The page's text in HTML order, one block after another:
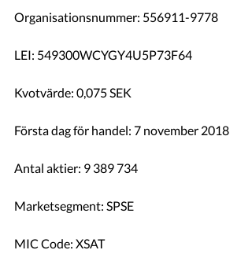
Organisationsnummer: 556911-9778
LEI: 549300WCYGY4U5P73F64
Kvotvärde: 0,075 SEK
Första dag för handel: 7 november 2018
Antal aktier: 9 389 734
Marketsegment: SPSE
MIC Code: XSAT